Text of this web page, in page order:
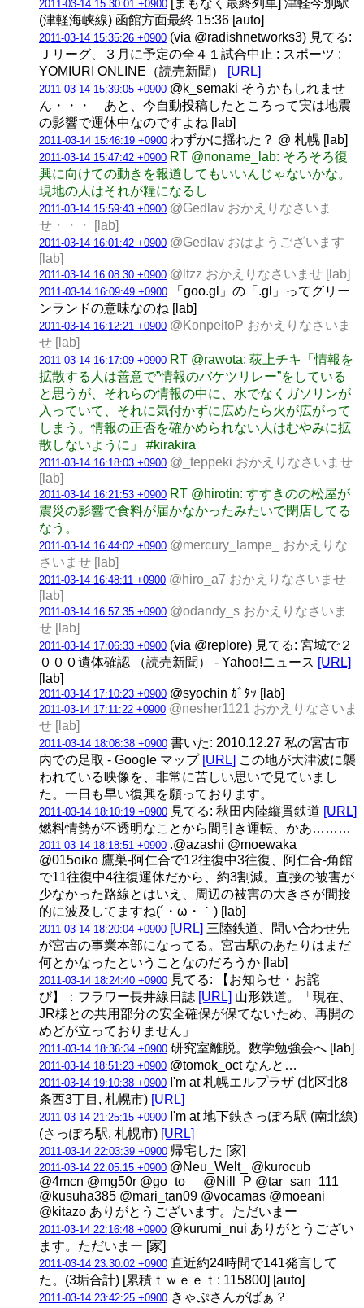
2011-03-14 15:30:01 +0900
(津軽海峡線) 函館方面最終 15:36 [auto]
2011-03-14 15:35:26 +0900 (via @radishnetworks3) 見てる:
Ｊリーグ、３月に予定の全４１試合中止 : スポーツ :
YOMIURI ONLINE（読売新聞）
[URL]
2011-03-14 15:39:05 +0900 @k_semaki そうかもしれませ
ん・・・ あと、今自動投稿したところって実は地震
の影響で運休中なのですよね [lab]
2011-03-14 15:46:19 +0900 わずかに揺れた？ @ 札幌 [lab]
2011-03-14 15:47:42 +0900 RT @noname_lab: そろそろ復
興に向けての動きを報道してもいいんじゃないかな。
現地の人はそれが糧になるし
2011-03-14 15:59:43 +0900 @Gedlav おかえりなさいま
せ・・・ [lab]
2011-03-14 16:01:42 +0900 @Gedlav おはようございます
[lab]
2011-03-14 16:08:30 +0900 @ltzz おかえりなさいませ [lab]
2011-03-14 16:09:49 +0900 「goo.gl」の「.gl」ってグリー
ンランドの意味なのね [lab]
2011-03-14 16:12:21 +0900 @KonpeitoP おかえりなさいま
せ [lab]
2011-03-14 16:17:09 +0900 RT @rawota: 荻上チキ「情報を
拡散する人は善意で”情報のバケツリレー”をしている
と思うが、それらの情報の中に、水でなくガソリンが
入っていて、それに気付かずに広めたら火が広がって
しまう。情報の正否を確かめられない人はむやみに拡
散しないように」 #kirakira
2011-03-14 16:18:03 +0900 @_teppeki おかえりなさいませ
[lab]
2011-03-14 16:21:53 +0900 RT @hirotin: すすきのの松屋が
震災の影響で食料が届かなかったみたいで閉店してる
なう。
2011-03-14 16:44:02 +0900 @mercury_lampe_ おかえりな
さいませ [lab]
2011-03-14 16:48:11 +0900 @hiro_a7 おかえりなさいませ
[lab]
2011-03-14 16:57:35 +0900 @odandy_s おかえりなさいま
せ [lab]
2011-03-14 17:06:33 +0900 (via @replore) 見てる: 宮城で２
０００遺体確認 （読売新聞） - Yahoo!ニュース [URL]
[lab]
2011-03-14 17:10:23 +0900 @syochin ｶﾞﾀｯ [lab]
2011-03-14 17:11:22 +0900 @nesher1121 おかえりなさいま
せ [lab]
2011-03-14 18:08:38 +0900 書いた: 2010.12.27 私の宮古市
内での足取 - Google マップ [URL] この地が大津波に襲
われている映像を、非常に苦しい思いで見ていまし
た。一日も早い復興を願っております。
2011-03-14 18:10:19 +0900 見てる: 秋田内陸縦貫鉄道 [URL]
燃料情勢が不透明なことから間引き運転、かあ………
2011-03-14 18:18:51 +0900 .@azashi @moewaka
@015oiko 鷹巣-阿仁合で12往復中3往復、阿仁合-角館
で11往復中4往復運休だから、約3割減。直接の被害が
少なかった路線とはいえ、周辺の被害の大きさが間接
的に波及してますね(´・ω・｀) [lab]
2011-03-14 18:20:04 +0900 [URL] 三陸鉄道、問い合わせ先
が宮古の事業本部になってる。宮古駅のあたりはまだ
何とかなったということなのだろうか [lab]
2011-03-14 18:24:40 +0900 見てる: 【お知らせ・お詫
び】：フラワー長井線日誌 [URL] 山形鉄道。「現在、
JR様との共用部分の安全確保が保てないため、再開の
めどが立っておりません」
2011-03-14 18:36:34 +0900 研究室離脱。数学勉強会へ [lab]
2011-03-14 18:51:23 +0900 @tomok_oct なんと…
2011-03-14 19:10:38 +0900 I'm at 札幌エルプラザ (北区北8
条西3丁目, 札幌市) [URL]
2011-03-14 21:25:15 +0900 I'm at 地下鉄さっぽろ駅 (南北線)
(さっぽろ駅, 札幌市) [URL]
2011-03-14 22:03:39 +0900 帰宅した [家]
2011-03-14 22:05:15 +0900 @Neu_Welt_ @kurocub
@4mcn @mg50r @go_to__ @Nill_P @tar_san_111
@kusuha385 @mari_tan09 @vocamas @moeani
@kitazo ありがとうございます。ただいまー
2011-03-14 22:16:48 +0900 @kurumi_nui ありがとうござい
ます。ただいまー [家]
2011-03-14 23:30:02 +0900 直近約24時間で141発言して
た。(3垢合計) [累積ｔｗｅｅｔ: 115800] [auto]
2011-03-14 23:42:25 +0900 きゃぷさんがばぁ？